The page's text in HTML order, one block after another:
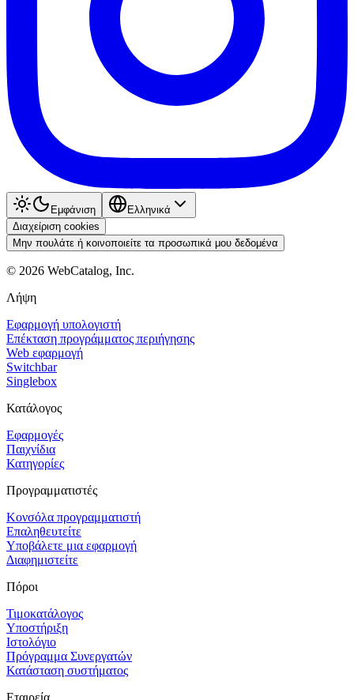
Εμφάνιση
Ελληνικά
Διαχείριση cookies
Μην πουλάτε ή κοινοποιείτε τα προσωπικά μου δεδομένα
© 2026 WebCatalog, Inc.
Λήψη
Εφαρμογή υπολογιστή
Επέκταση προγράμματος περιήγησης
Web εφαρμογή
Switchbar
Singlebox
Κατάλογος
Εφαρμογές
Παιχνίδια
Κατηγορίες
Προγραμματιστές
Κονσόλα προγραμματιστή
Επαληθευτείτε
Υποβάλετε μια εφαρμογή
Διαφημιστείτε
Πόροι
Τιμοκατάλογος
Υποστήριξη
Ιστολόγιο
Πρόγραμμα Συνεργατών
Κατάσταση συστήματος
Εταιρεία